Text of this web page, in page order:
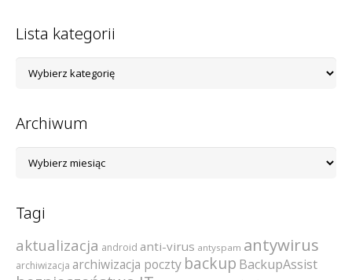
Lista kategorii
kategorii
Archiwum
Tagi
aktualizacja android anti-virus antyspam antywirus
archiwizacja archiwizacja poczty backup BackupAssist